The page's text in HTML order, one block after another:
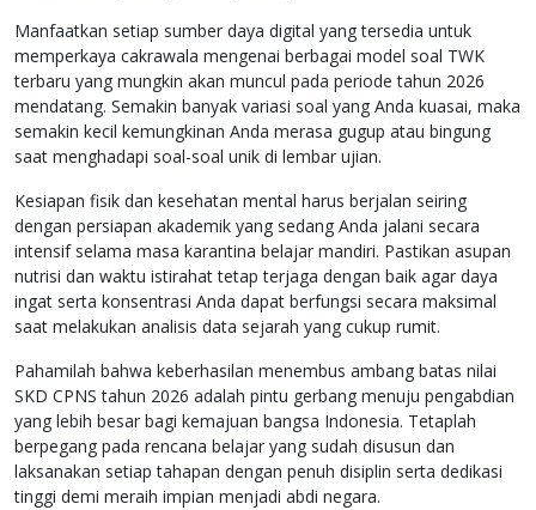
Manfaatkan setiap sumber daya digital yang tersedia untuk
memperkaya cakrawala mengenai berbagai model soal TWK
terbaru yang mungkin akan muncul pada periode tahun 2026
mendatang. Semakin banyak variasi soal yang Anda kuasai, maka
semakin kecil kemungkinan Anda merasa gugup atau bingung
saat menghadapi soal-soal unik di lembar ujian.
Kesiapan fisik dan kesehatan mental harus berjalan seiring
dengan persiapan akademik yang sedang Anda jalani secara
intensif selama masa karantina belajar mandiri. Pastikan asupan
nutrisi dan waktu istirahat tetap terjaga dengan baik agar daya
ingat serta konsentrasi Anda dapat berfungsi secara maksimal
saat melakukan analisis data sejarah yang cukup rumit.
Pahamilah bahwa keberhasilan menembus ambang batas nilai
SKD CPNS tahun 2026 adalah pintu gerbang menuju pengabdian
yang lebih besar bagi kemajuan bangsa Indonesia. Tetaplah
berpegang pada rencana belajar yang sudah disusun dan
laksanakan setiap tahapan dengan penuh disiplin serta dedikasi
tinggi demi meraih impian menjadi abdi negara.